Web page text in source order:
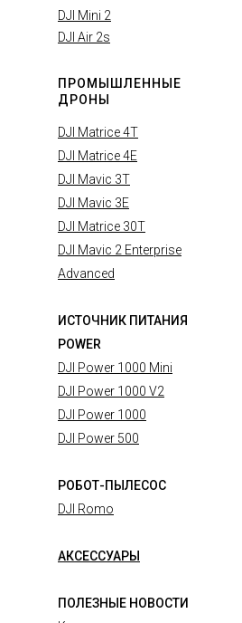
DJI Mini 2
DJI Air 2s
ПРОМЫШЛЕННЫЕ
ДРОНЫ
DJI Matrice 4T
DJI Matrice 4E
DJI Mavic 3T
DJI Mavic 3E
DJI Matrice 30T
DJI Mavic 2 Enterprise
Advanced
ИСТОЧНИК ПИТАНИЯ
POWER
DJI Power 1000 Mini
DJI Power 1000 V2
DJI Power 1000
DJI Power 500
РОБОТ-ПЫЛЕСОС
DJI Romo
АКСЕССУАРЫ
ПОЛЕЗНЫЕ НОВОСТИ